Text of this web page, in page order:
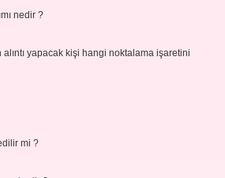
nedir ?
alıntı yapacak kişi hangi noktalama işaretini
mi ?